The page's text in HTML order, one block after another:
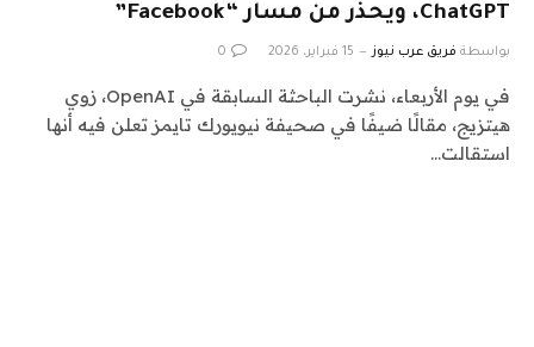
ChatGPT، ويحذر من مسار “Facebook”
بواسطة فريق عرب نيوز 15 فبراير، 2026 0
في يوم الأربعاء، نشرت الباحثة السابقة في OpenAI، زوي
هيتزيج، مقالًا ضيفًا في صحيفة نيويورك تايمز تعلن فيه أنها
استقالت…